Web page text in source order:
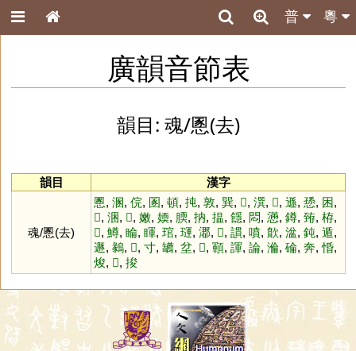
粵
普
廣韻音節表
韻目: 魂/慁(去)
韻目 漢字
魂/慁(去)
慁, 溷, 俒, 圂, 頓, 扽, 敦, 巽, 𩕧, 潠, 𠹀, 遜, 愻, 困,
𣏔, 涃, 𩒱, 嫩, 媆, 腝, 抐, 揾, 䭡, 悶, 懣, 鐏, 臶, 栫,
𦪚, 鱒, 睔, 睴, 琯, 璭, 㴫, 𧬪, 謴, 噴, 歕, 湓, 鈍, 遁,
遯, 鶨, 𩔂, 寸, 䍎, 坌, 𣴞, 顐, 諢, 論, 溣, 碖, 奔,惛,
焌, 𩯄, 捘